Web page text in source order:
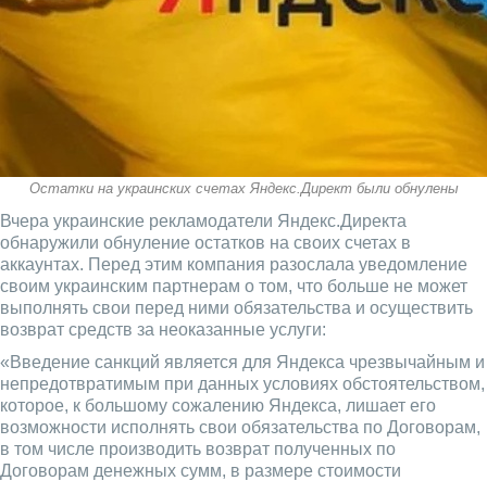
Остатки на украинских счетах Яндекс.Директ были обнулены
Вчера украинские рекламодатели Яндекс.Директа
обнаружили обнуление остатков на своих счетах в
аккаунтах. Перед этим компания разослала уведомление
своим украинским партнерам о том, что больше не может
выполнять свои перед ними обязательства и осуществить
возврат средств за неоказанные услуги:
«Введение санкций является для Яндекса чрезвычайным и
непредотвратимым при данных условиях обстоятельством,
которое, к большому сожалению Яндекса, лишает его
возможности исполнять свои обязательства по Договорам,
в том числе производить возврат полученных по
Договорам денежных сумм, в размере стоимости